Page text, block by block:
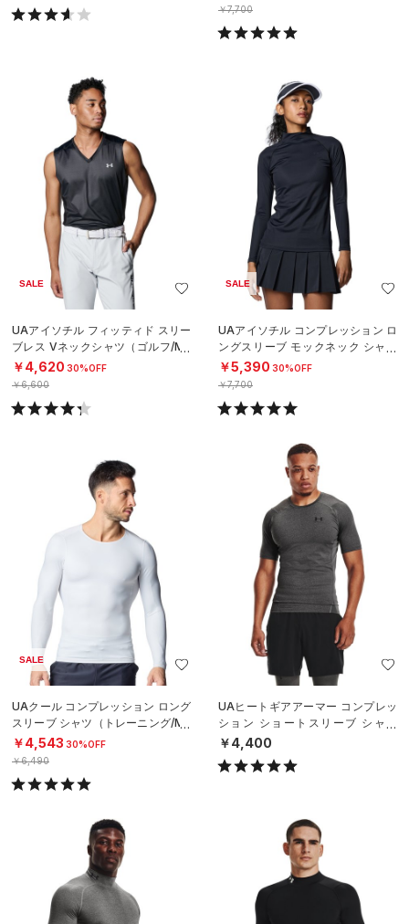
￥7,700
SALE
UAアイソチル フィッティド スリー
ブレス Vネックシャツ（ゴルフ/ME
N）
￥4,620 30%OFF
￥6,600
SALE
UAアイソチル コンプレッション ロ
ングスリーブ モックネック シャツ
（ゴルフ/WOMEN）
￥5,390 30%OFF
￥7,700
SALE
UAクール コンプレッション ロング
スリーブ シャツ（トレーニング/ME
N）
￥4,543 30%OFF
￥6,490
UAヒートギアアーマー コンプレッ
ション ショートスリーブ シャツ
（トレーニング/MEN）
￥4,400